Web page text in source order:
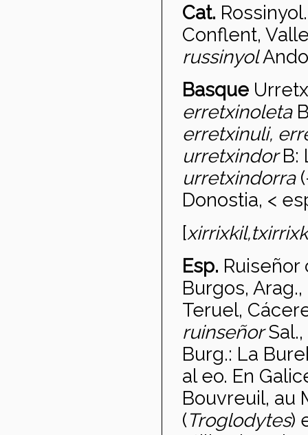
Cat. Rossinyol
Conflent,
russinyol
Basque
erretxinoleta
erretxinuli,
urretxindorB:
urretxindorra
Donostia, <
[xirrixkil,
Esp. Ruiseñor
Burgos,
Teruel,
ruinseñorSal.,
Burg.: La
al eo. En
Bouvreuil, au
(Troglodytes)